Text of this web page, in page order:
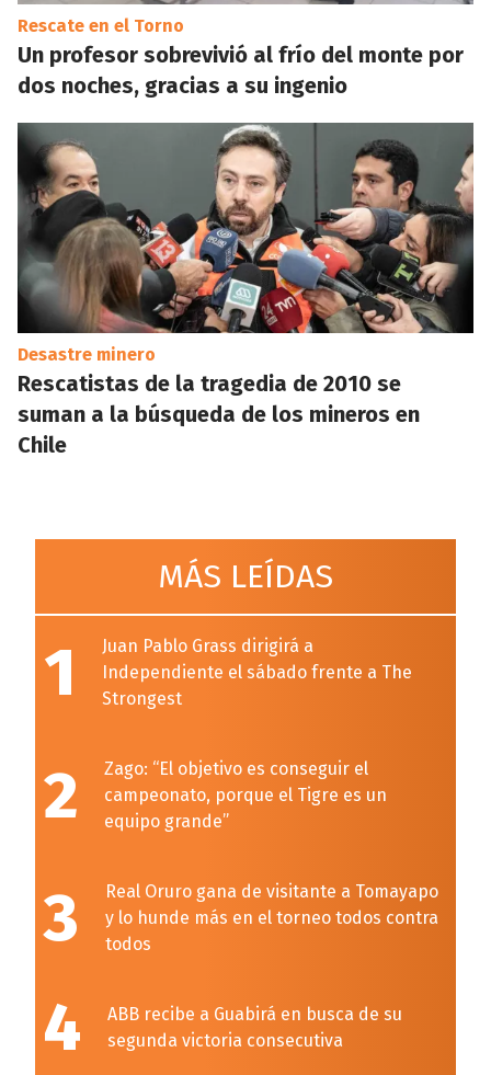
Rescate en el Torno
Un profesor sobrevivió al frío del monte por
dos noches, gracias a su ingenio
Desastre minero
Rescatistas de la tragedia de 2010 se
suman a la búsqueda de los mineros en
Chile
MÁS LEÍDAS
1
Juan Pablo Grass dirigirá a
Independiente el sábado frente a The
Strongest
2
Zago: “El objetivo es conseguir el
campeonato, porque el Tigre es un
equipo grande”
3
Real Oruro gana de visitante a Tomayapo
y lo hunde más en el torneo todos contra
todos
4
ABB recibe a Guabirá en busca de su
segunda victoria consecutiva